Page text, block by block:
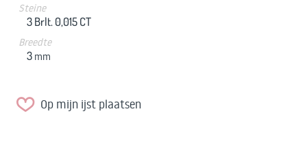
Steine
3 Brlt. 0,015 CT
Breedte
3 mm
Op mijn ijst plaatsen